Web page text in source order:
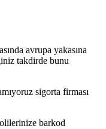
avrupa yakasına
takdirde bunu
sigorta firması
barkod